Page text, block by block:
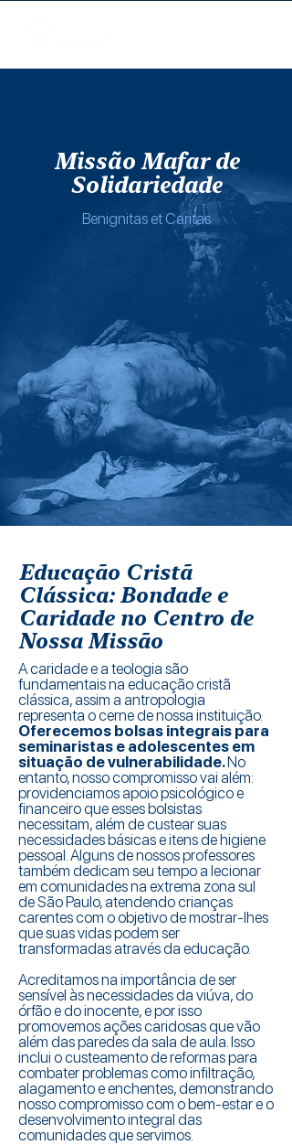
Missão Mafar de
Solidariedade
Benignitas et Caritas
Educação Cristã
Clássica: Bondade e
Caridade no Centro de
Nossa Missão
A caridade e a teologia são
fundamentais na educação cristã
clássica, assim a antropologia
representa o cerne de nossa instituição.
Oferecemos bolsas integrais para
seminaristas e adolescentes em
situação de vulnerabilidade.No
entanto, nosso compromisso vai além:
providenciamos apoio psicológico e
financeiro que esses bolsistas
necessitam, além de custear suas
necessidades básicas e itens de higiene
pessoal. Alguns de nossos professores
também dedicam seu tempo a lecionar
em comunidades na extrema zona sul
de São Paulo, atendendo crianças
carentes com o objetivo de mostrar-lhes
que suas vidas podem ser
transformadas através da educação.
Acreditamos na importância de ser
sensível às necessidades da viúva, do
órfão e do inocente, e por isso
promovemos ações caridosas que vão
além das paredes da sala de aula. Isso
inclui o custeamento de reformas para
combater problemas como infiltração,
alagamento e enchentes, demonstrando
nosso compromisso com o bem-estar e o
desenvolvimento integral das
comunidades que servimos.